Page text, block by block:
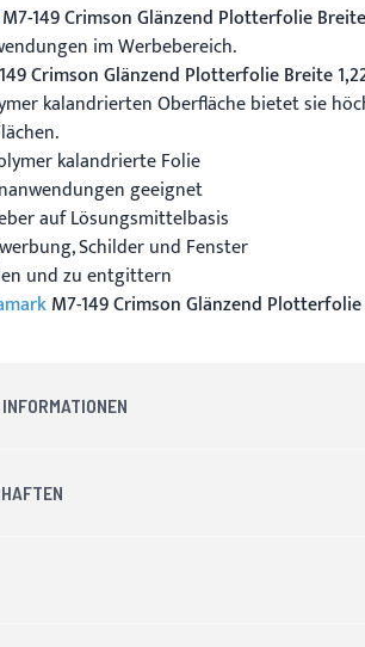
M7-149 Crimson Glänzend Plotterfolie
im Werbebereich.
Crimson Glänzend Plotterfolie Breite
kalandrierten Oberfläche bietet sie
kalandrierte Folie
geeignet
auf Lösungsmittelbasis
Schilder und Fenster
und zu entgittern
M7-149 Crimson Glänzend